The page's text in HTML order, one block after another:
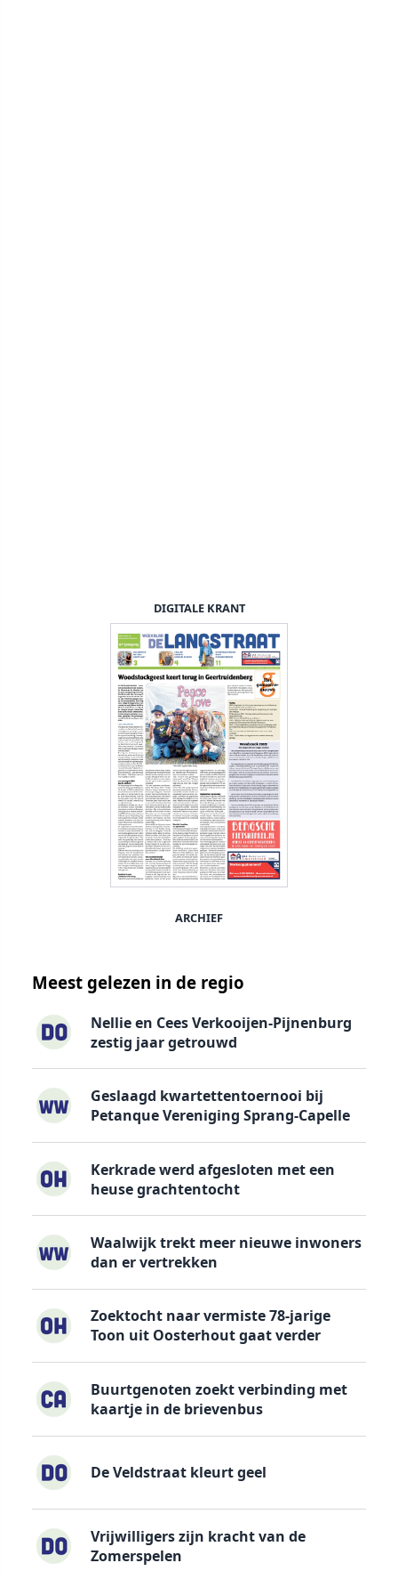
DIGITALE KRANT
ARCHIEF
Meest gelezen in de regio
Nellie en Cees Verkooijen-Pijnenburg
zestig jaar getrouwd
Geslaagd kwartettentoernooi bij
Petanque Vereniging Sprang-Capelle
Kerkrade werd afgesloten met een
heuse grachtentocht
Waalwijk trekt meer nieuwe inwoners
dan er vertrekken
Zoektocht naar vermiste 78-jarige
Toon uit Oosterhout gaat verder
Buurtgenoten zoekt verbinding met
kaartje in de brievenbus
De Veldstraat kleurt geel
Vrijwilligers zijn kracht van de
Zomerspelen